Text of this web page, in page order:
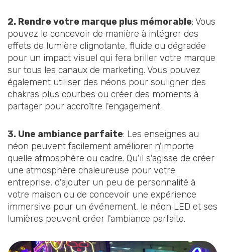
2. Rendre votre marque plus mémorable: Vous
pouvez le concevoir de manière à intégrer des
effets de lumière clignotante, fluide ou dégradée
pour un impact visuel qui fera briller votre marque
sur tous les canaux de marketing. Vous pouvez
également utiliser des néons pour souligner des
chakras plus courbes ou créer des moments à
partager pour accroître l'engagement.
3. Une ambiance parfaite: Les enseignes au
néon peuvent facilement améliorer n'importe
quelle atmosphère ou cadre. Qu'il s'agisse de créer
une atmosphère chaleureuse pour votre
entreprise, d'ajouter un peu de personnalité à
votre maison ou de concevoir une expérience
immersive pour un événement, le néon LED et ses
lumières peuvent créer l'ambiance parfaite.